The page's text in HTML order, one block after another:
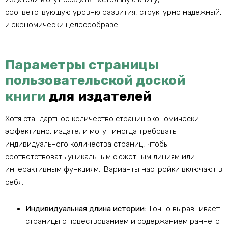
соответствующую уровню развития, структурно надежный,
и экономически целесообразен.
Параметры страницы
пользовательской доской
книги для издателей
Хотя стандартное количество страниц экономически
эффективно, издатели могут иногда требовать
индивидуального количества страниц, чтобы
соответствовать уникальным сюжетным линиям или
интерактивным функциям.. Варианты настройки включают в
себя:
Индивидуальная длина истории: Точно выравнивает
страницы с повествованием и содержанием раннего